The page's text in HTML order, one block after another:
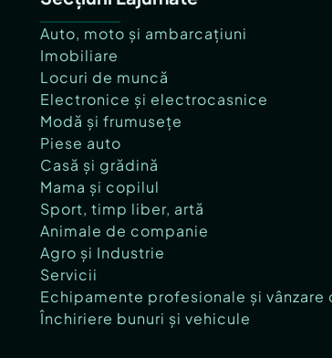
Auto, moto și ambarcațiuni
Imobiliare
Locuri de muncă
Electronice și electrocasnice
Modă și frumusețe
Piese auto
Casă și grădină
Mama și copilul
Sport, timp liber, artă
Animale de companie
Agro și Industrie
Servicii
Echipamente profesionale și vânzare
Închiriere bunuri și vehicule